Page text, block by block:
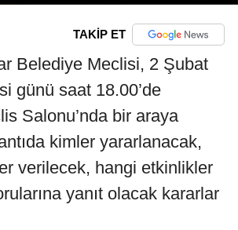
TAKİP ET
Belediye Meclisi, 2 Şubat
günü saat 18.00’de
Salonu’nda bir araya
kimler yararlanacak,
verilecek, hangi etkinlikler
yanıt olacak kararlar